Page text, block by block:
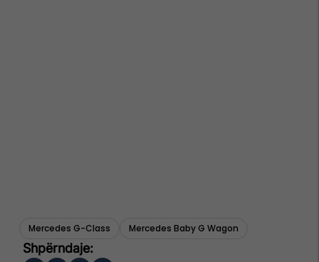
Mercedes G-Class Mercedes Baby G Wagon